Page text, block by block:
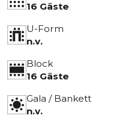
16 Gäste
U-Form
n.v.
Block
16 Gäste
Gala / Bankett
n.v.